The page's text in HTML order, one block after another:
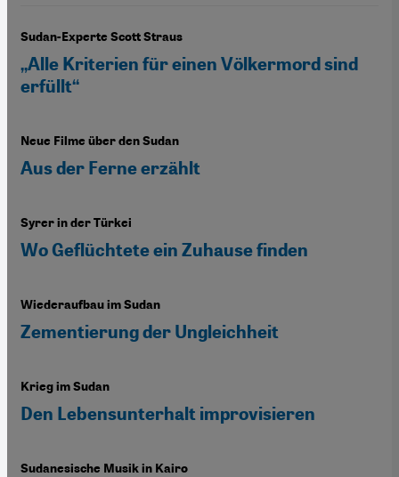
Sudan-Experte Scott Straus
„Alle Kriterien für einen Völkermord sind
erfüllt“
Neue Filme über den Sudan
Aus der Ferne erzählt
Syrer in der Türkei
Wo Geflüchtete ein Zuhause finden
Wiederaufbau im Sudan
Zementierung der Ungleichheit
Krieg im Sudan
Den Lebensunterhalt improvisieren
Sudanesische Musik in Kairo